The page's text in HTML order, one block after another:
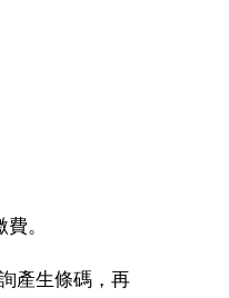
費。
產生條碼，再